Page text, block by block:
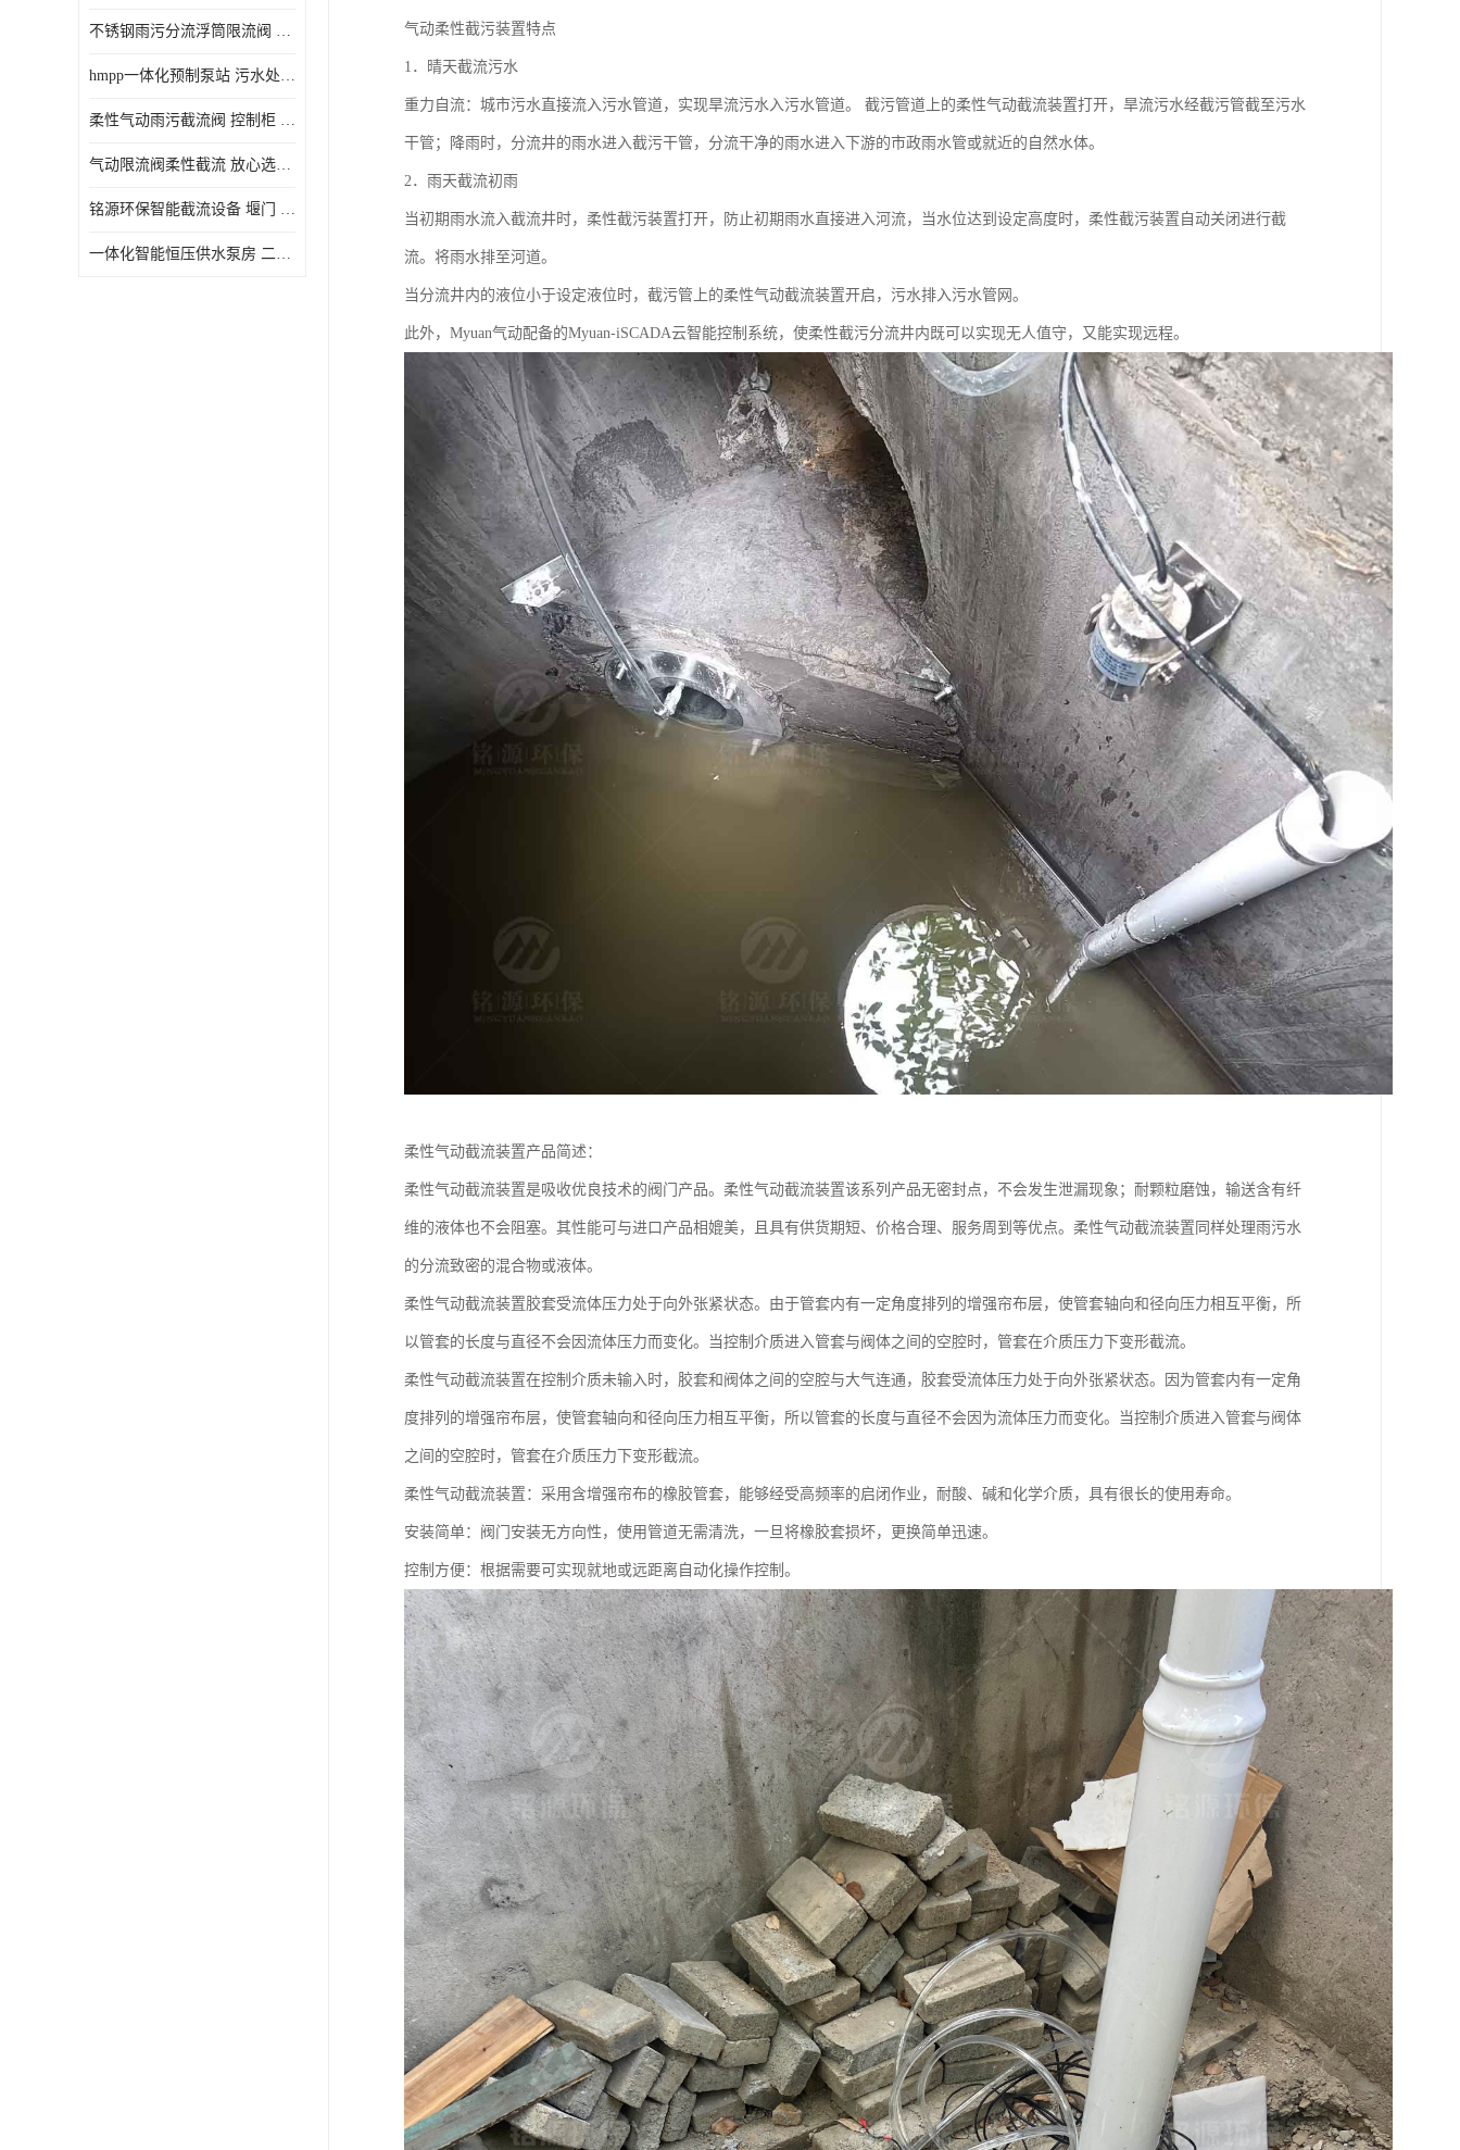
不锈钢雨污分流浮筒限流阀 DN150-DN1000 品质可信
hmpp一体化预制泵站 污水处理系统 乡镇学校市政排水 厂家供应
柔性气动雨污截流阀 控制柜 远程控制安全性高检修方便
气动限流阀柔性截流 放心选购 控源截污铭源环保
铭源环保智能截流设备 堰门 铸铁调节闸门作用 源头商家 可定制
一体化智能恒压供水泵房 二次加压供水设备户外智慧泵房
气动柔性截污装置特点
1．晴天截流污水
重力自流：城市污水直接流入污水管道，实现旱流污水入污水管道。 截污管道上的柔性气动截流装置打开，旱流污水经截污管截至污水
干管；降雨时，分流井的雨水进入截污干管，分流干净的雨水进入下游的市政雨水管或就近的自然水体。
2．雨天截流初雨
当初期雨水流入截流井时，柔性截污装置打开，防止初期雨水直接进入河流，当水位达到设定高度时，柔性截污装置自动关闭进行截
流。将雨水排至河道。
当分流井内的液位小于设定液位时，截污管上的柔性气动截流装置开启，污水排入污水管网。
此外，Myuan气动配备的Myuan-iSCADA云智能控制系统，使柔性截污分流井内既可以实现无人值守，又能实现远程。
柔性气动截流装置产品简述：
柔性气动截流装置是吸收优良技术的阀门产品。柔性气动截流装置该系列产品无密封点，不会发生泄漏现象；耐颗粒磨蚀，输送含有纤
维的液体也不会阻塞。其性能可与进口产品相媲美，且具有供货期短、价格合理、服务周到等优点。柔性气动截流装置同样处理雨污水
的分流致密的混合物或液体。
柔性气动截流装置胶套受流体压力处于向外张紧状态。由于管套内有一定角度排列的增强帘布层，使管套轴向和径向压力相互平衡，所
以管套的长度与直径不会因流体压力而变化。当控制介质进入管套与阀体之间的空腔时，管套在介质压力下变形截流。
柔性气动截流装置在控制介质未输入时，胶套和阀体之间的空腔与大气连通，胶套受流体压力处于向外张紧状态。因为管套内有一定角
度排列的增强帘布层，使管套轴向和径向压力相互平衡，所以管套的长度与直径不会因为流体压力而变化。当控制介质进入管套与阀体
之间的空腔时，管套在介质压力下变形截流。
柔性气动截流装置：采用含增强帘布的橡胶管套，能够经受高频率的启闭作业，耐酸、碱和化学介质，具有很长的使用寿命。
安装简单：阀门安装无方向性，使用管道无需清洗，一旦将橡胶套损坏，更换简单迅速。
控制方便：根据需要可实现就地或远距离自动化操作控制。